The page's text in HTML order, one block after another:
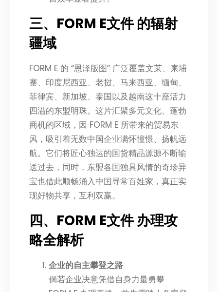
三、FORM E文件 的辐射
疆域
FORM E 的 “恩泽版图” 广泛覆盖文莱、柬埔
寨、印度尼西亚、老挝、马来西亚、缅甸、
菲律宾、新加坡、泰国以及越南这十座活力
四溢的东盟明珠。这片汇聚多元文化、蓬勃
商机的区域，因 FORM E 所带来的贸易东
风，吸引着无数中国企业满怀憧憬、扬帆远
航。它们将匠心独运的国货精品源源不断输
送过去，同时，东盟各国独具风情的奇珍异
宝也借此顺畅涌入中国寻常百姓家，真正实
现好物共享，互利双赢。
四、FORM E文件 办理攻
略全解析
企业的自主攀登之路
倘若企业决意凭借自身力量勇攀